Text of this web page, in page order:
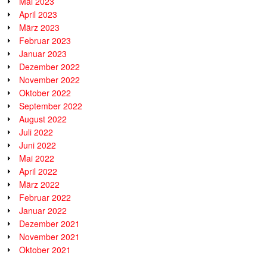
April 2023
März 2023
Februar 2023
Januar 2023
Dezember 2022
November 2022
Oktober 2022
September 2022
August 2022
Juli 2022
Juni 2022
Mai 2022
April 2022
März 2022
Februar 2022
Januar 2022
Dezember 2021
November 2021
Oktober 2021